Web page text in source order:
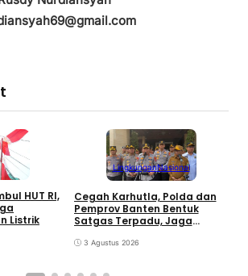
HUT RI,
Listrik
LingkunganNasional
Cegah Karhutla, Polda dan
Pemprov Banten Bentuk
Satgas Terpadu, Jaga
3 Agustus 2026